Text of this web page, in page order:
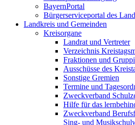
BayernPortal
Bürgerserviceportal des
Landkreis und Gemeinden
Kreisorgane
Landrat und Vertreter
Verzeichnis
Fraktionen und
Ausschüsse des
Sonstige Gremien
Termine und
Zweckverband
Hilfe für das
Zweckverband
Sing- und